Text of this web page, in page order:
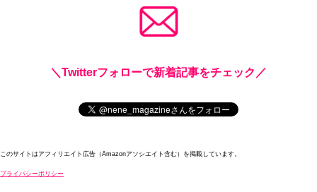
＼Twitterフォローで新着記事をチェック／
このサイトはアフィリエイト広告（Amazonアソシエイト含む）を掲載しています。
プライバシーポリシー